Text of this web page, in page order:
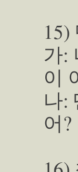
15)
가:
이
나:
어?